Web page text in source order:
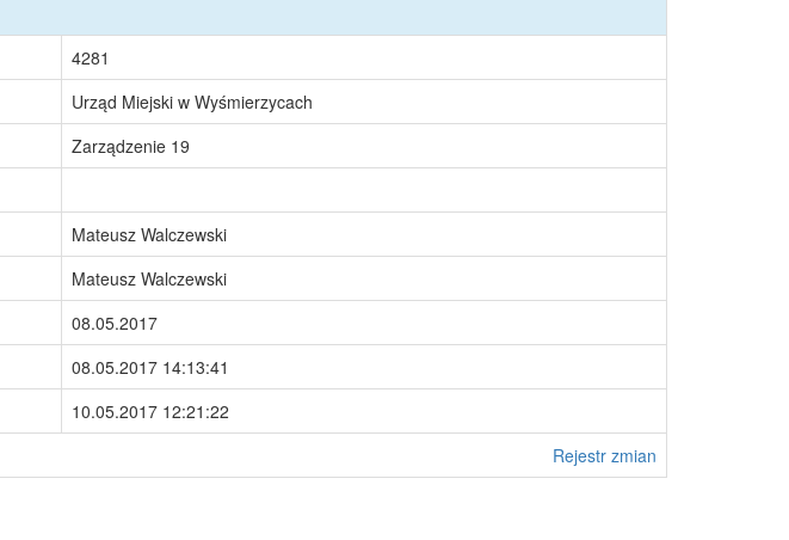
4281
Urząd Miejski w Wyśmierzycach
Zarządzenie 19
Mateusz Walczewski
Mateusz Walczewski
08.05.2017
08.05.2017 14:13:41
10.05.2017 12:21:22
Rejestr zmian